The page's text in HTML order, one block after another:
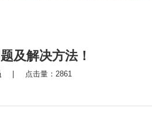
及解决方法！
点击量：2861